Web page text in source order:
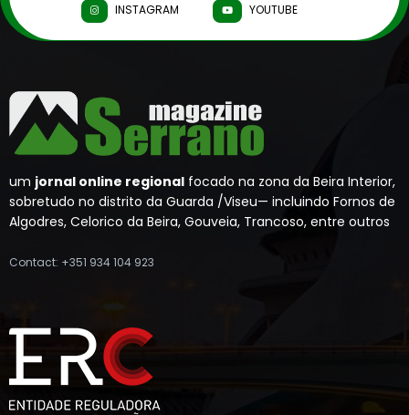
INSTAGRAM
YOUTUBE
um jornal online regional focado na zona da Beira Interior,
sobretudo no distrito da Guarda /Viseu— incluindo Fornos de
Algodres, Celorico da Beira, Gouveia, Trancoso, entre outros
Contact: +351 934 104 923